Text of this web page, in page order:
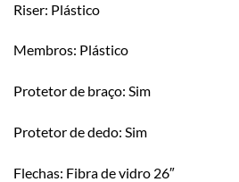
Riser: Plástico
Membros: Plástico
Protetor de braço: Sim
Protetor de dedo: Sim
Flechas: Fibra de vidro 26″